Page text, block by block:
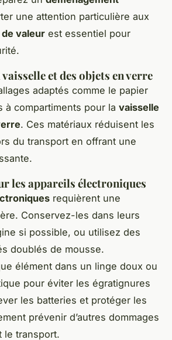
une attention particulière aux
de valeur est essentiel pour
et des objets en verre
adaptés comme le papier
à compartiments pour la vaisselle
. Ces matériaux réduisent les
du transport en offrant une
les appareils électroniques
requièrent une
Conservez-les dans leurs
si possible, ou utilisez des
doublés de mousse.
élément dans un linge doux ou
pour éviter les égratignures
les batteries et protéger les
prévenir d’autres dommages
le transport.